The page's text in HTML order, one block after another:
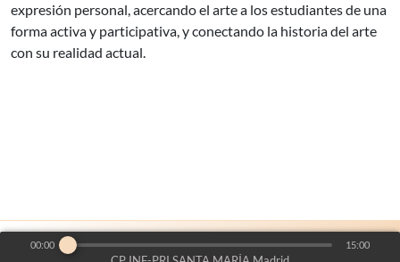
00:00 15:00
expresión personal, acercando el arte a los estudiantes de una
forma activa y participativa, y conectando la historia del arte
con su realidad actual.
©2026 - Voces del Aulaes un proyecto de: